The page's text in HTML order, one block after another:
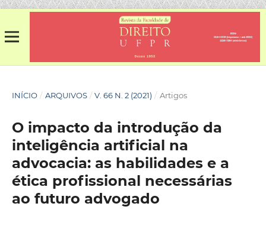
INÍCIO / ARQUIVOS / V. 66 N. 2 (2021) / Artigos
O impacto da introdução da
inteligência artificial na
advocacia: as habilidades e a
ética profissional necessárias
ao futuro advogado